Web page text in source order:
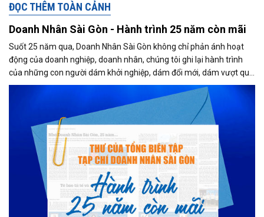
ĐỌC THÊM TOÀN CẢNH
Doanh Nhân Sài Gòn - Hành trình 25 năm còn mãi
Suốt 25 năm qua, Doanh Nhân Sài Gòn không chỉ phản ánh hoạt
động của doanh nghiệp, doanh nhân, chúng tôi ghi lại hành trình
của những con người dám khởi nghiệp, dám đổi mới, dám vượt qua
thất bại để tạo dựng giá trị cho xã hội...